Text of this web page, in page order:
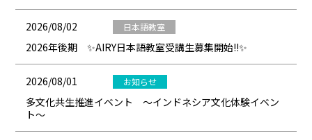
2026/08/02 日本語教室
2026年後期 ✨AIRY日本語教室受講生募集開始!!✨
2026/08/01 お知らせ
多文化共生推進イベント ～インドネシア文化体験イベン
ト～